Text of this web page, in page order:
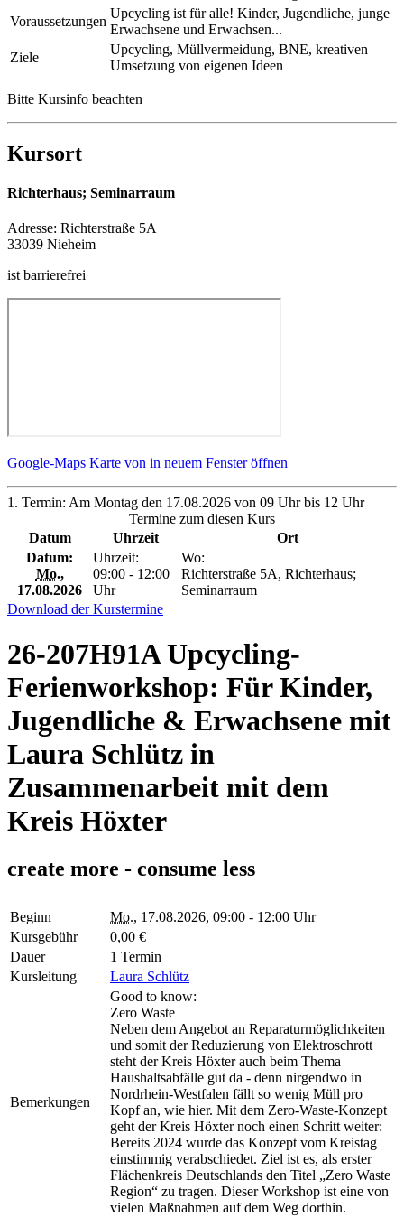
Voraussetzungen
Upcycling ist für alle! Kinder, Jugendliche, junge
Erwachsene und Erwachsen...
Ziele
Upcycling, Müllvermeidung, BNE, kreativen
Umsetzung von eigenen Ideen
Bitte Kursinfo beachten
Kursort
Richterhaus; Seminarraum
Adresse: Richterstraße 5A
33039 Nieheim
ist barrierefrei
Google-Maps Karte von in neuem Fenster öffnen
1. Termin: Am Montag den 17.08.2026 von 09 Uhr bis 12 Uhr
Termine zum diesen Kurs
Datum
Uhrzeit
Ort
Datum:
Mo.,
17.08.2026
Uhrzeit:
09:00 - 12:00
Uhr
Wo:
Richterstraße 5A, Richterhaus;
Seminarraum
Download der Kurstermine
26-207H91A Upcycling-
Ferienworkshop: Für Kinder,
Jugendliche & Erwachsene mit
Laura Schlütz in
Zusammenarbeit mit dem
Kreis Höxter
create more - consume less
Beginn Mo., 17.08.2026, 09:00 - 12:00 Uhr
Kursgebühr
0,00 €
Dauer
1 Termin
Kursleitung
Laura Schlütz
Bemerkungen
Good to know:
Zero Waste
Neben dem Angebot an Reparaturmöglichkeiten
und somit der Reduzierung von Elektroschrott
steht der Kreis Höxter auch beim Thema
Haushaltsabfälle gut da - denn nirgendwo in
Nordrhein-Westfalen fällt so wenig Müll pro
Kopf an, wie hier. Mit dem Zero-Waste-Konzept
geht der Kreis Höxter noch einen Schritt weiter:
Bereits 2024 wurde das Konzept vom Kreistag
einstimmig verabschiedet. Ziel ist es, als erster
Flächenkreis Deutschlands den Titel „Zero Waste
Region“ zu tragen. Dieser Workshop ist eine von
vielen Maßnahmen auf dem Weg dorthin.